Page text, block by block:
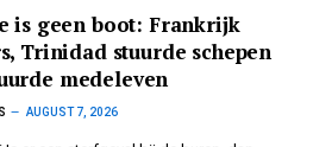
is geen boot: Frankrijk
Trinidad stuurde schepen
medeleven
AUGUST 7, 2026